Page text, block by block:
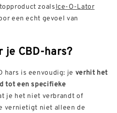
zoalsIce-O-Lator
een echt gevoel van
je CBD-hars?
hars is eenvoudig: je verhit het
tot een specifieke
je het niet verbrandt of
vernietigt niet alleen de